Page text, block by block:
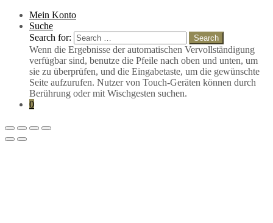
Mein Konto
Suche
Search for:
Search
Wenn die Ergebnisse der automatischen Vervollständigung
verfügbar sind, benutze die Pfeile nach oben und unten, um
sie zu überprüfen, und die Eingabetaste, um die gewünschte
Seite aufzurufen. Nutzer von Touch-Geräten können durch
Berührung oder mit Wischgesten suchen.
0